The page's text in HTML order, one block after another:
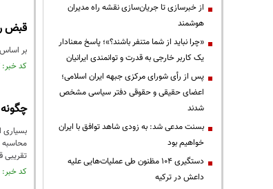
قبض
بر اساس پایش نهایی صورت
کد خبر: ۸۴۹۴۰۳ تاریخ انتشار : ۱۴۰۳/۰۴/۲۱
بسیاری
محاسبه
تقریبی
کد خبر: ۸۴۷۵۸۶ تاریخ انتشار : ۱۴۰۳/۰۳/۲۳
از خبرسازی تا جریان‌سازی نقشه راه مدیران
هوشمند
«چرا نباید از شما متنفر باشند؟»؛ پاسخ معنادار
یک کاربر خارجی به قدرت و توانمندی ایرانیان
پس از رأی شورای مرکزی جبهه ایران اسلامی؛
اعضای حقیقی و حقوقی دفتر سیاسی مشخص
شدند
بسنت مدعی شد: به زودی شاهد توافق با ایران
خواهیم بود
دستگیری ۱۰۴ مظنون طی عملیات‌هایی علیه
داعش در ترکیه